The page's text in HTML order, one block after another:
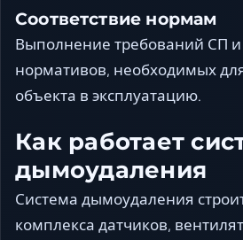
Соответствие нормам
Выполнение требований СП и
нормативов, необходимых
объекта в эксплуатацию.
Как работает
дымоудаления
Система дымоудаления
комплекса датчиков,